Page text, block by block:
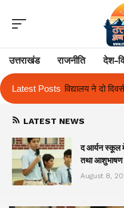
उत्तराखंड राजनीति देश-
Latest Posts
‘दीक्षारंभ 2026’ ओरिएंटेशन
LATEST NEWS
द आर्यन स्कूल
तथा आशुभाषण
August 8,